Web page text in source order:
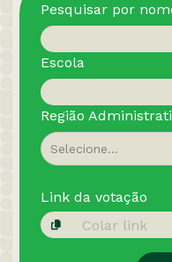
Pesquisar por
Escola
Região
Selecione...
Link da votação